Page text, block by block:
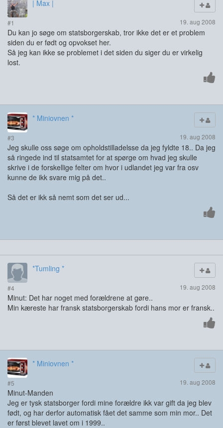
| Max |
#1 19. aug 2008
Du kan jo søge om statsborgerskab, tror ikke det er et problem
siden du er født og opvokset her.
Så jeg kan ikke se problemet i det siden du siger du er virkelig
lost.
* Miniovnen *
#3 19. aug 2008
Jeg skulle oss søge om opholdstilladelsse da jeg fyldte 18.. Da jeg
så ringede ind til statsamtet for at spørge om hvad jeg skulle
skrive i de forskellige felter om hvor i udlandet jeg var fra osv
kunne de ikk svare mig på det..
Så det er ikk så nemt som det ser ud...
*Tumling *
#4 19. aug 2008
Minut: Det har noget med forældrene at gøre..
Min kæreste har fransk statsborgerskab fordi hans mor er fransk..
* Miniovnen *
#5 19. aug 2008
Minut-Manden
Jeg er tysk statsborger fordi mine forældre ikk var gift da jeg blev
født, og har derfor automatisk fået det samme som min mor.. Det
er først blevet lavet om i 1999..